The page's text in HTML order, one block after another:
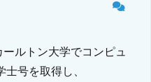
ルトン大学でコンピュ
号を取得し、